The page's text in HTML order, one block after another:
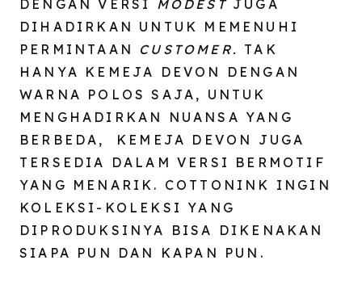
DENGAN VERSI MODEST JUGA
DIHADIRKAN UNTUK MEMENUHI
PERMINTAAN CUSTOMER. TAK
HANYA KEMEJA DEVON DENGAN
WARNA POLOS SAJA, UNTUK
MENGHADIRKAN NUANSA YANG
BERBEDA, KEMEJA DEVON JUGA
TERSEDIA DALAM VERSI BERMOTIF
YANG MENARIK. COTTONINK INGIN
KOLEKSI-KOLEKSI YANG
DIPRODUKSINYA BISA DIKENAKAN
SIAPA PUN DAN KAPAN PUN.